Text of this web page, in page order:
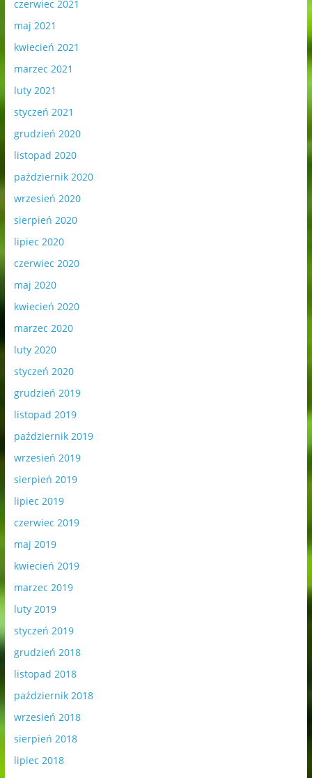
czerwiec 2021
maj 2021
kwiecień 2021
marzec 2021
luty 2021
styczeń 2021
grudzień 2020
listopad 2020
październik 2020
wrzesień 2020
sierpień 2020
lipiec 2020
czerwiec 2020
maj 2020
kwiecień 2020
marzec 2020
luty 2020
styczeń 2020
grudzień 2019
listopad 2019
październik 2019
wrzesień 2019
sierpień 2019
lipiec 2019
czerwiec 2019
maj 2019
kwiecień 2019
marzec 2019
luty 2019
styczeń 2019
grudzień 2018
listopad 2018
październik 2018
wrzesień 2018
sierpień 2018
lipiec 2018